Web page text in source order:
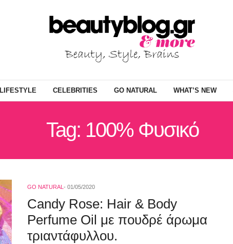
LIFESTYLE CELEBRITIES GO NATURAL WHAT’S NEW
Tag: 100% Φυσικό
GO NATURAL 01/05/2020
Candy Rose: Hair & Body
Perfume Oil με πουδρέ άρωμα
τριαντάφυλλου.